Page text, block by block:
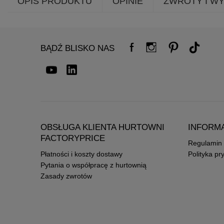
BĄDŹ BLISKO NAS
OBSŁUGA KLIENTA HURTOWNI
FACTORYPRICE
Płatności i koszty dostawy
Pytania o współpracę z hurtownią
Zasady zwrotów
Regulamin
Polityka